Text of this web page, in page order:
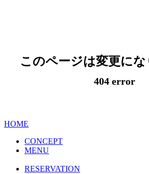
このページは変更にな
404 error
HOME
CONCEPT
MENU
RESERVATION